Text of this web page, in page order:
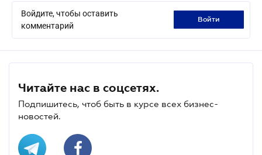
Войдите, чтобы оставить
комментарий
войти
Читайте нас в соцсетях.
Подпишитесь, чтоб быть в курсе всех бизнес-
новостей.